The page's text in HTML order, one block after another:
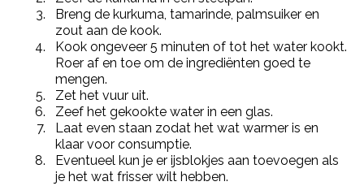
Breng de kurkuma, tamarinde, palmsuiker en
zout aan de kook.
Kook ongeveer 5 minuten of tot het water kookt.
Roer af en toe om de ingrediënten goed te
mengen.
Zet het vuur uit.
Zeef het gekookte water in een glas.
Laat even staan zodat het wat warmer is en
klaar voor consumptie.
Eventueel kun je er ijsblokjes aan toevoegen als
je het wat frisser wilt hebben.